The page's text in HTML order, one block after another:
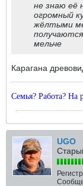
не знаю её
огромный
жёлтыми
мельче
Карагана
Семья? Работа? На
UGO